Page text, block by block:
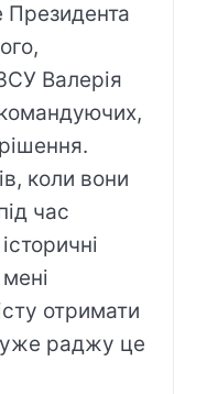
Президента
Валерія
коли вони
час
отримати
раджу це